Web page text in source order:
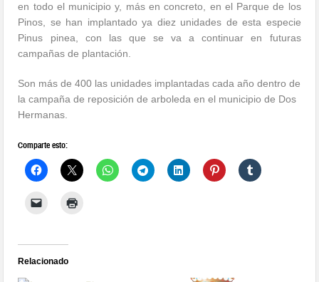
en todo el municipio y, más en concreto, en el Parque de los
Pinos, se han implantado ya diez unidades de esta especie
Pinus pinea, con las que se va a continuar en futuras
campañas de plantación.
Son más de 400 las unidades implantadas cada año dentro de
la campaña de reposición de arboleda en el municipio de Dos
Hermanas.
Comparte esto:
Relacionado